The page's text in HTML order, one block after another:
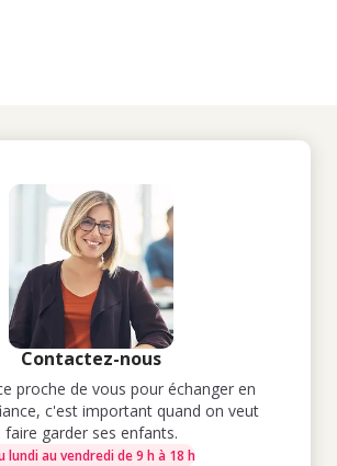
Contactez-nous
proche de vous pour échanger en
c'est important quand on veut
faire garder ses enfants.
lundi au vendredi de 9 h à 18 h